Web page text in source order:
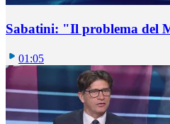
Sabatini: "Il problema del
01:05